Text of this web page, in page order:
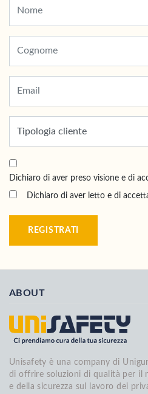
Dichiaro di aver preso visione e di
Dichiaro di aver letto e di
REGISTRATI
ABOUT
Unisafety è una company di
di offrire soluzioni di qualità per il
e della sicurezza sul lavoro dei